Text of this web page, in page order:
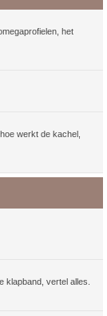
het
werkt de kachel,
klapband, vertel alles.